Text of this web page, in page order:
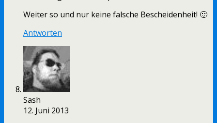
Weiter so und nur keine falsche Bescheidenheit! 🙂
Antworten
Sash
12. Juni 2013